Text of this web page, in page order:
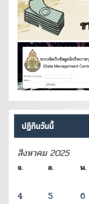
ปฏิทินวันนี้
สิงหาคม 2025
จ. อ. พ.
4
5 6